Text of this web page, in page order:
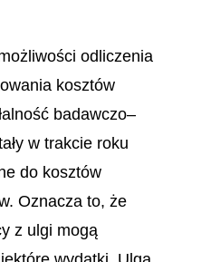
odliczenia
kosztów
badawczo–
w trakcie roku
do kosztów
Oznacza to, że
z ulgi mogą